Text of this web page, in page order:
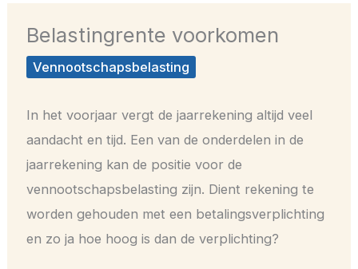
Belastingrente voorkomen
Vennootschapsbelasting
In het voorjaar vergt de jaarrekening altijd veel
aandacht en tijd. Een van de onderdelen in de
jaarrekening kan de positie voor de
vennootschapsbelasting zijn. Dient rekening te
worden gehouden met een betalingsverplichting
en zo ja hoe hoog is dan de verplichting?